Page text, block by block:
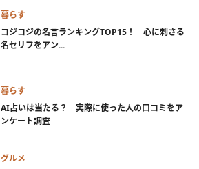
暮らす
コジコジの名言ランキングTOP15！ 心に刺さる
名セリフをアン...
暮らす
AI占いは当たる？ 実際に使った人の口コミをア
ンケート調査
グルメ